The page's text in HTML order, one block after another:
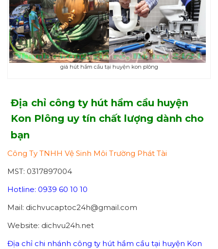
giá hút hầm cầu tại huyện kon plông
Địa chỉ công ty hút hầm cầu huyện
Kon Plông uy tín chất lượng dành cho
bạn
Công Ty TNHH Vệ Sinh Môi Trường Phát Tài
MST: 0317897004
Hotline: 0939 60 10 10
Mail: dichvucaptoc24h@gmail.com
Website: dichvu24h.net
Địa chỉ chi nhánh công ty hút hầm cầu tại huyện Kon